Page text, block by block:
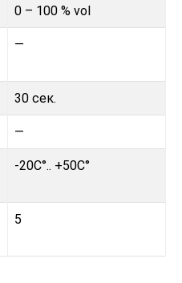
0 – 100 % vol
—
30 сек.
—
-20C°.. +50C°
5